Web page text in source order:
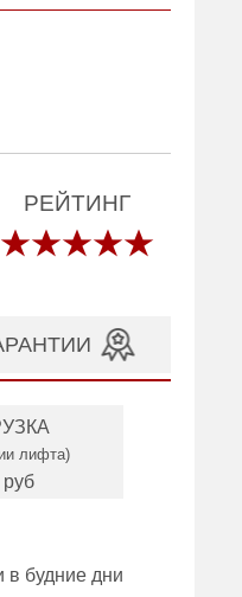
РЕЙТИНГ
лифта)
руб
в будние дни